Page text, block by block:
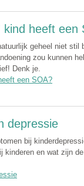
kind heeft een
geheel niet stil
zou kunnen
Denk je.
een SOA?
depressie
bij
kinderen en wat zijn